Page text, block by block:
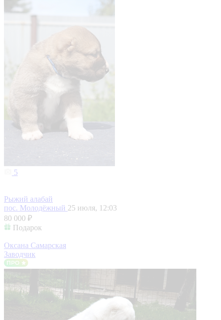
5
Рыжий алабай
пос. Молодёжный 25 июля, 12:03
80 000 ₽
Подарок
Оксана Самарская
Заводчик